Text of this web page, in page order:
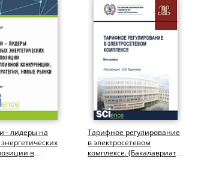
- лидеры на
в
Тарифное регулирование
в электросетевом
комплексе. (Бакалавриат,